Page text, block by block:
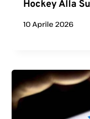
Hockey Alla
10 Aprile 2026